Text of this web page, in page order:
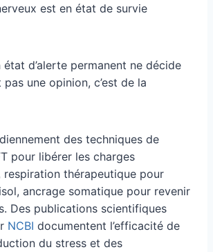
est en état de survie
état d’alerte permanent ne décide
pas une opinion, c’est de la
des techniques de
pour libérer les charges
respiration thérapeutique pour
ancrage somatique pour revenir
Des publications scientifiques
NCBI documentent l’efficacité de
du stress et des